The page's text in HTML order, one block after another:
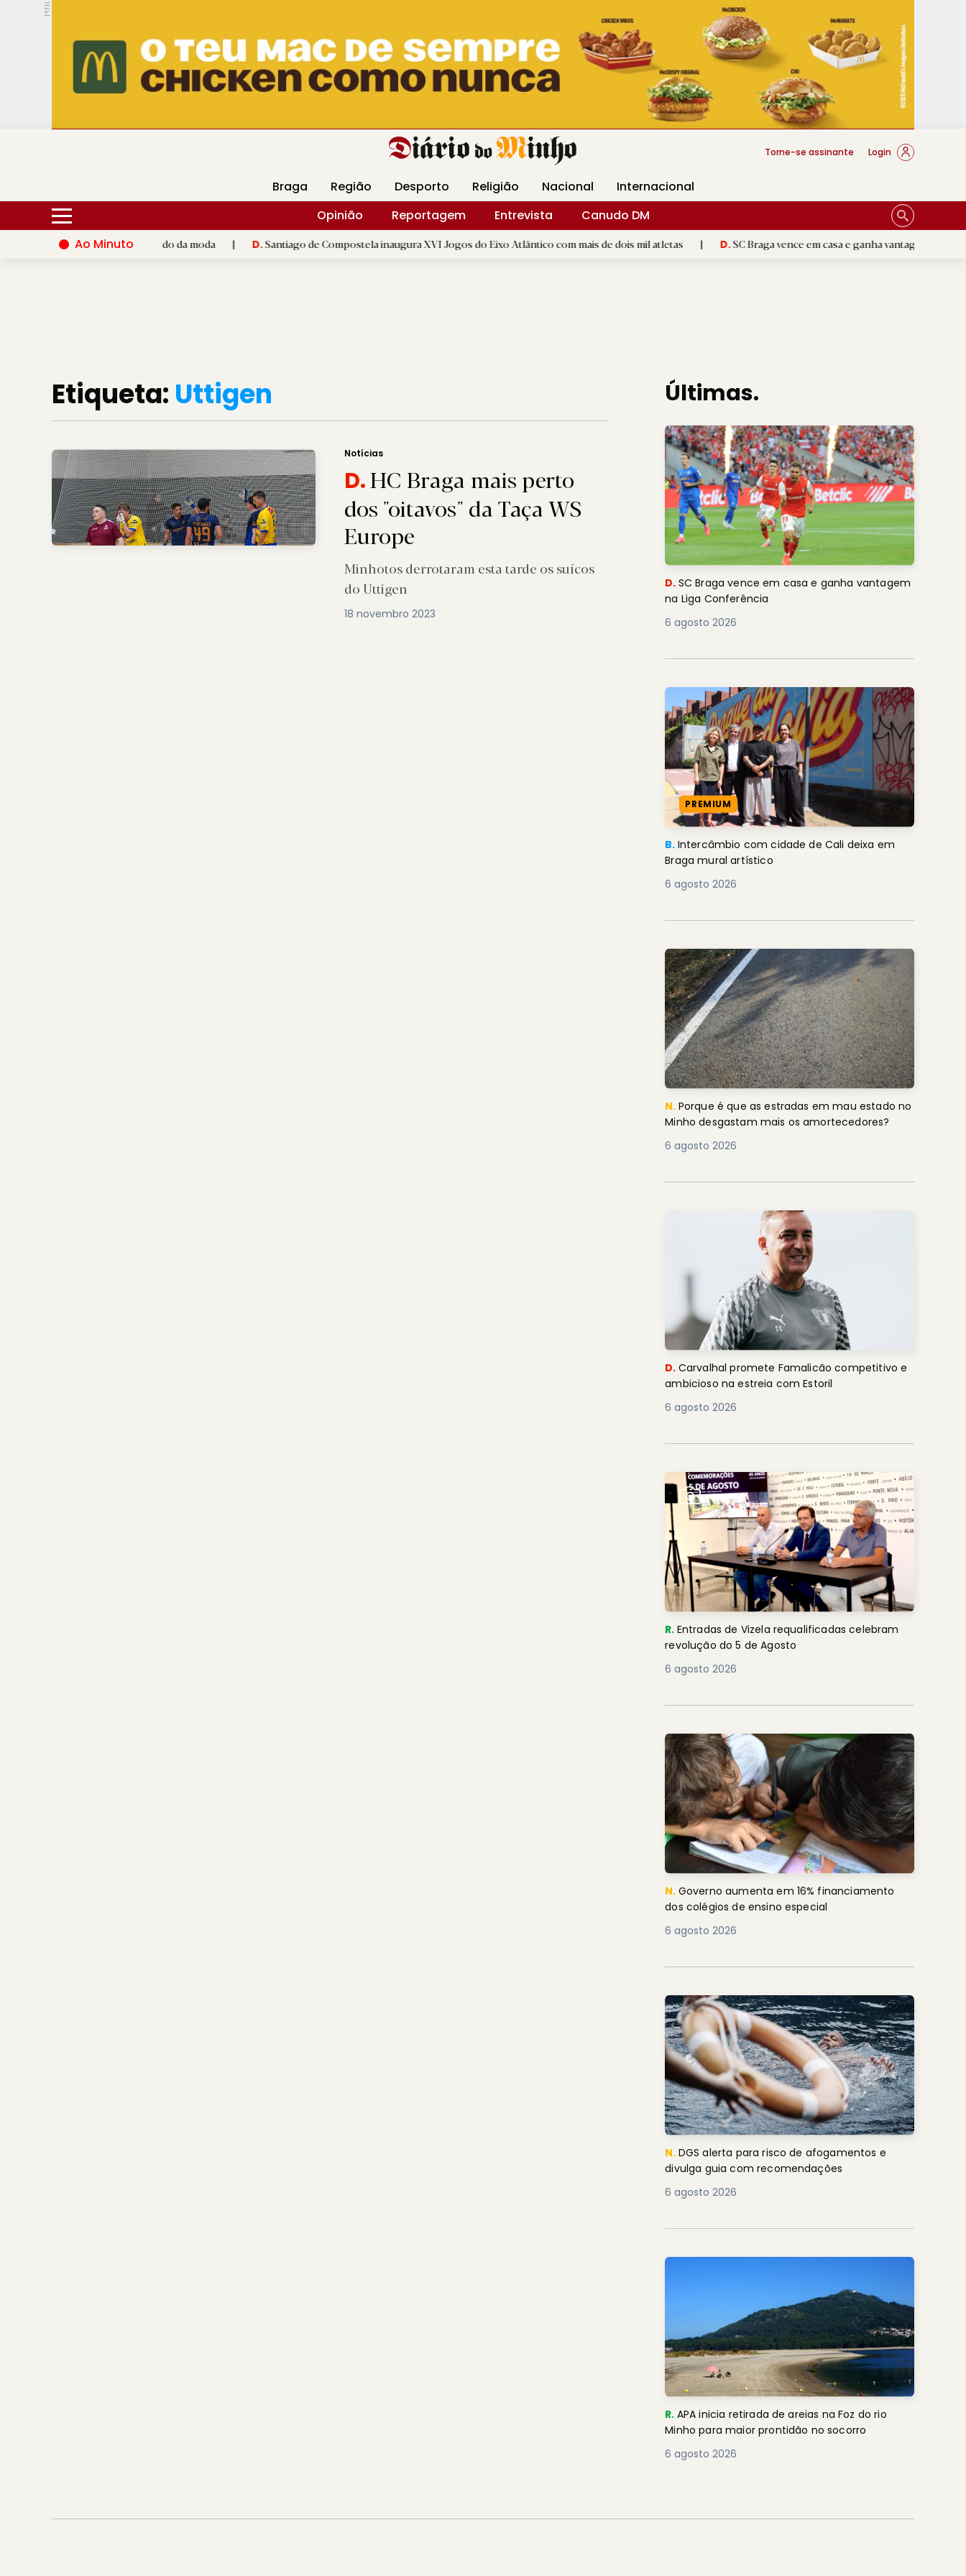
PUB.
Hoje 16ºC 25ºC DMtv Revista Minha Gráfica DM Livraria DM Arquidiocese Braga
Torne-se assinante Login
Braga Região Desporto Religião Nacional
Internacional
Opinião
Reportagem Entrevista
Canudo DM
Ao Minuto
à inovação do mundo da moda | D.Santiago de Compostela inaugura XVI Jogos do Eixo Atlântico com mais de dois mil atletas | D.SC Braga vence em casa e ganha vantagem na Liga Conferência
Etiqueta: Uttigen
Notícias
D.HC Braga mais perto
dos "oitavos" da Taça WS
Europe
Minhotos derrotaram esta tarde os suícos
do Uttigen
18 novembro 2023
Últimas.
D. SC Braga vence em casa e ganha vantagem
na Liga Conferência
6 agosto 2026
PREMIUM
B. Intercâmbio com cidade de Cali deixa em
Braga mural artístico
6 agosto 2026
N. Porque é que as estradas em mau estado no
Minho desgastam mais os amortecedores?
6 agosto 2026
D. Carvalhal promete Famalicão competitivo e
ambicioso na estreia com Estoril
6 agosto 2026
R. Entradas de Vizela requalificadas celebram
revolução do 5 de Agosto
6 agosto 2026
N. Governo aumenta em 16% financiamento
dos colégios de ensino especial
6 agosto 2026
N. DGS alerta para risco de afogamentos e
divulga guia com recomendações
6 agosto 2026
R. APA inicia retirada de areias na Foz do rio
Minho para maior prontidão no socorro
6 agosto 2026